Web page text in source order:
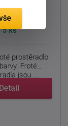
5 ks
prostěradlo
Froté
jsou ...
Detail